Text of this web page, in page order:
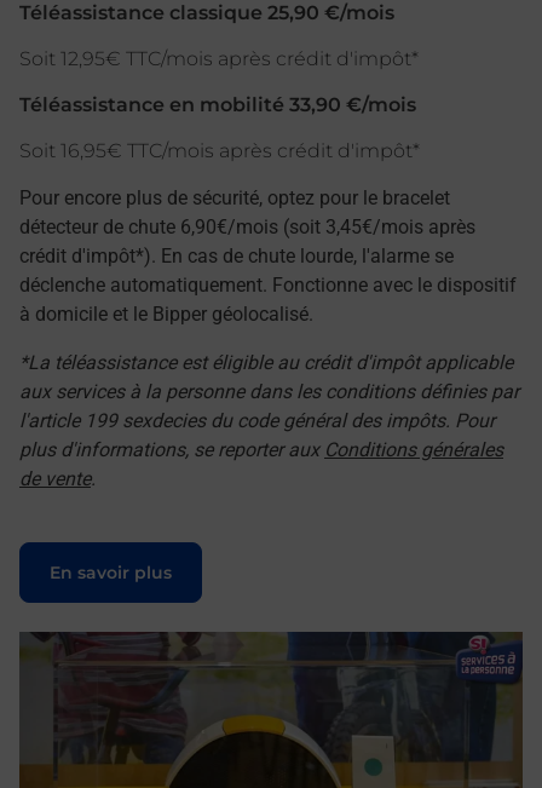
Téléassistance classique 25,90 €/mois
Soit 12,95€ TTC/mois après crédit d'impôt*
Téléassistance en mobilité 33,90 €/mois
Soit 16,95€ TTC/mois après crédit d'impôt*
Pour encore plus de sécurité, optez pour le bracelet
détecteur de chute 6,90€/mois (soit 3,45€/mois après
crédit d'impôt*). En cas de chute lourde, l'alarme se
déclenche automatiquement. Fonctionne avec le dispositif
à domicile et le Bipper géolocalisé.
*La téléassistance est éligible au crédit d'impôt applicable
aux services à la personne dans les conditions définies par
l'article 199 sexdecies du code général des impôts. Pour
plus d'informations, se reporter aux Conditions générales
de vente.
En savoir plus
Le lien s'ouvre dans un nouvel onglet